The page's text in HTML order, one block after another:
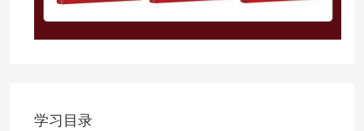
学习目录